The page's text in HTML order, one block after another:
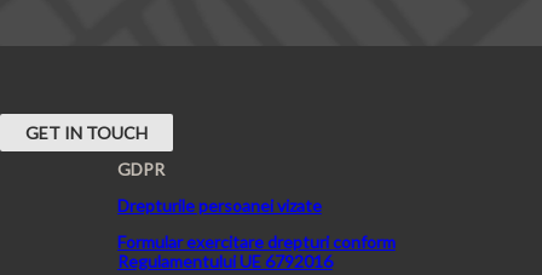
GET IN TOUCH
GDPR
Drepturile persoanei vizate
Formular exercitare drepturi conform
Regulamentului UE 6792016